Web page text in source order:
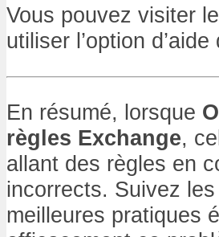
Vous pouvez visiter
utiliser l’option
En résumé, lorsque
règles Exchange,
allant des règles en
incorrects. Suivez
meilleures pratiques